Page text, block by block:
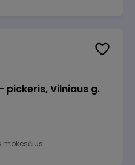
Vilniaus g.
mokesčius